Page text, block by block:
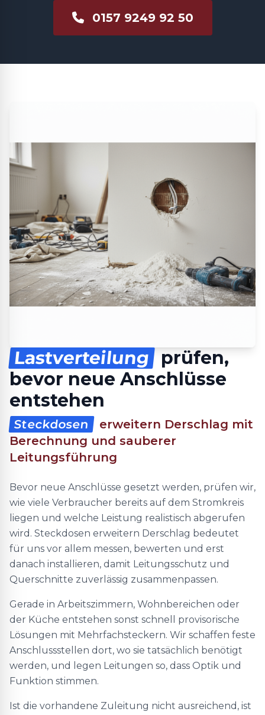
0157 9249 92 50
Lastverteilung
prüfen,
bevor neue Anschlüsse
entstehen
Steckdosen
erweitern Derschlag mit
Berechnung und sauberer
Leitungsführung
Bevor neue Anschlüsse gesetzt werden, prüfen wir,
wie viele Verbraucher bereits auf dem Stromkreis
liegen und welche Leistung realistisch abgerufen
wird. Steckdosen erweitern Derschlag bedeutet
für uns vor allem messen, bewerten und erst
danach installieren, damit Leitungsschutz und
Querschnitte zuverlässig zusammenpassen.
Gerade in Arbeitszimmern, Wohnbereichen oder
der Küche entstehen sonst schnell provisorische
Lösungen mit Mehrfachsteckern. Wir schaffen feste
Anschlussstellen dort, wo sie tatsächlich benötigt
werden, und legen Leitungen so, dass Optik und
Funktion stimmen.
Ist die vorhandene Zuleitung nicht ausreichend, ist